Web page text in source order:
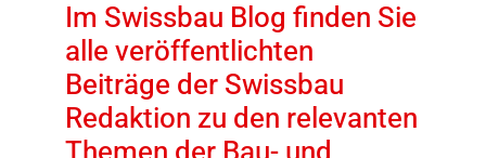
Im Swissbau Blog finden Sie
alle veröffentlichten
Beiträge der Swissbau
Redaktion zu den relevanten
Themen der Bau- und